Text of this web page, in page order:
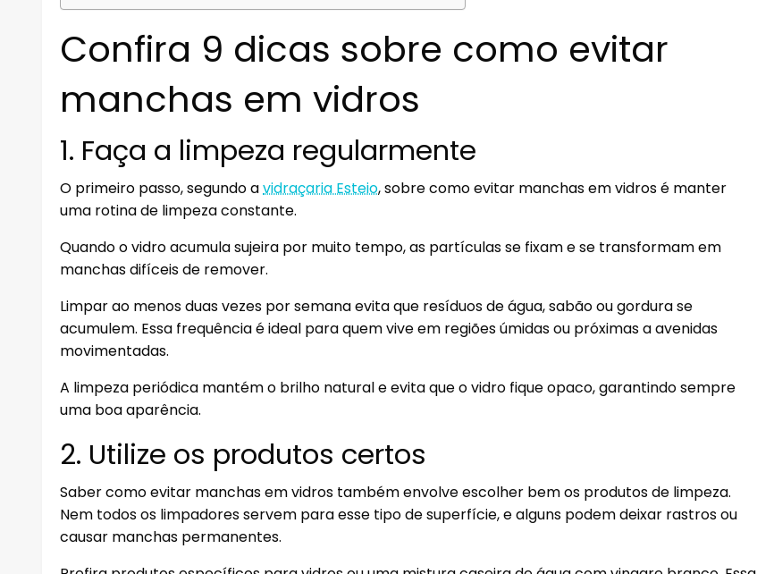
Confira 9 dicas sobre como evitar
manchas em vidros
1. Faça a limpeza regularmente
O primeiro passo, segundo avidraçaria Esteio, sobre como evitar manchas em vidros é manter
uma rotina de limpeza constante.
Quando o vidro acumula sujeira por muito tempo, as partículas se fixam e se transformam em
manchas difíceis de remover.
Limpar ao menos duas vezes por semana evita que resíduos de água, sabão ou gordura se
acumulem. Essa frequência é ideal para quem vive em regiões úmidas ou próximas a avenidas
movimentadas.
A limpeza periódica mantém o brilho natural e evita que o vidro fique opaco, garantindo sempre
uma boa aparência.
2. Utilize os produtos certos
Saber como evitar manchas em vidros também envolve escolher bem os produtos de limpeza.
Nem todos os limpadores servem para esse tipo de superfície, e alguns podem deixar rastros ou
causar manchas permanentes.